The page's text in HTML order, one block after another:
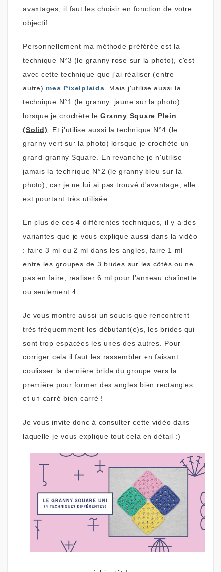
avantages, il faut les choisir en fonction de votre
objectif.
Personnellement ma méthode préférée est la
technique N°3 (le granny rose sur la photo), c'est
avec cette technique que j'ai réaliser (entre
autre) mes Pixelplaids. Mais j'utilise aussi la
technique N°1 (le granny jaune sur la photo)
lorsque je crochète leGranny Square Plein
(Solid). Et j'utilise aussi la technique N°4 (le
granny vert sur la photo) lorsque je crochète un
grand granny Square. En revanche je n'utilise
jamais la technique N°2 (le granny bleu sur la
photo), car je ne lui ai pas trouvé d'avantage, elle
est pourtant très utilisée...
En plus de ces 4 différentes techniques, il y a des
variantes que je vous explique aussi dans la vidéo
: faire 3 ml ou 2 ml dans les angles, faire 1 ml
entre les groupes de 3 brides sur les côtés ou ne
pas en faire, réaliser 6 ml pour l'anneau chaînette
ou seulement 4...
Je vous montre aussi un soucis que rencontrent
très fréquemment les débutant(e)s, les brides qui
sont trop espacées les unes des autres. Pour
corriger cela il faut les rassembler en faisant
coulisser la dernière bride du groupe vers la
première pour former des angles bien rectangles
et un carré bien carré !
Je vous invite donc à consulter cette vidéo dans
laquelle je vous explique tout cela en détail :)